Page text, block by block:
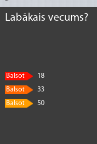
Labākais vecums?
Balsot
18
Balsot
33
Balsot
50